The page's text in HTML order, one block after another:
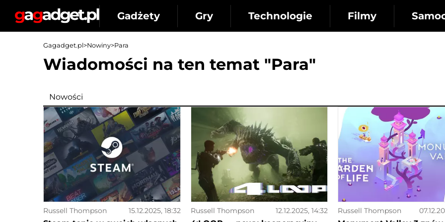
Gadżety Gry Technologie Filmy
Gagadget.pl>Nowiny>Para
Wiadomości na ten temat "Para"
Nowości
Russell Thompson 15.12.2025, 18:32 Russell Thompson 12.12.2025, 14:32 Russell Thompson